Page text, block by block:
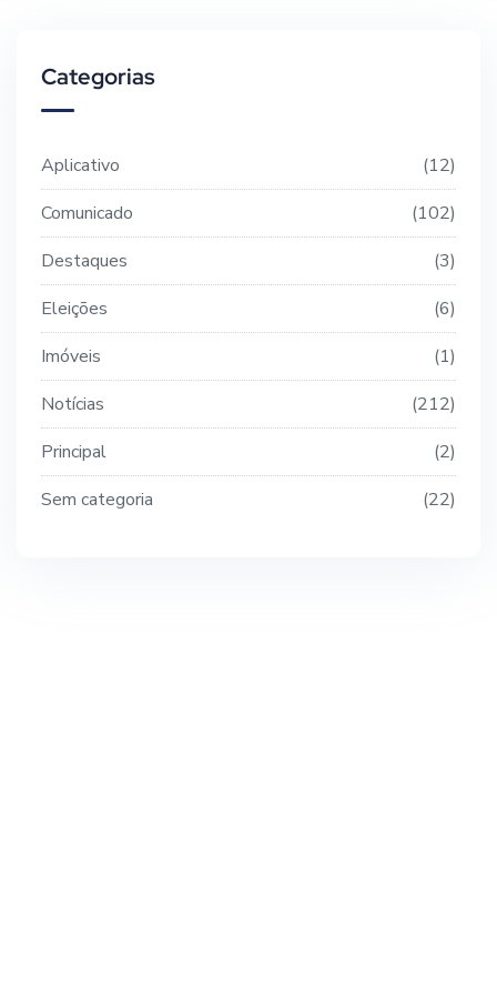
Categorias
Aplicativo
12
Comunicado
102
Destaques
3
Eleições
6
Imóveis
1
Notícias
212
Principal
2
Sem categoria
22